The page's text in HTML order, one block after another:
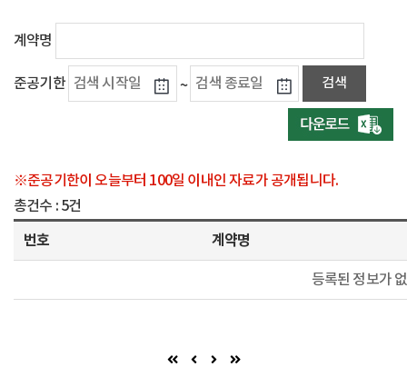
계약명
준공기한 ~
※준공기한이 오늘부터 100일 이내인 자료가 공개됩니다.
총건수 : 5건
번호 계약명
등록된 정보가
첫 페이지이전 페이지
다음 페이지 (이동불가)
마지막 페이지